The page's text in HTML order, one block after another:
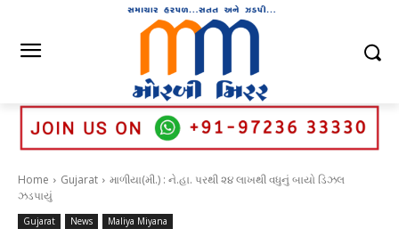
Home Gujarat
માળીયા(મી.) : ને.હા. પરથી ૨૪ લાખથી વધુનું બાયો ડિઝલ
ઝડપાયું
Gujarat News Maliya Miyana